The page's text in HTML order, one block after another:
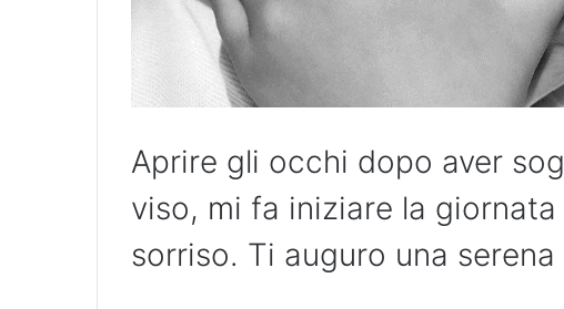
Aprire gli occhi dopo aver
viso, mi fa iniziare la
sorriso. Ti auguro una